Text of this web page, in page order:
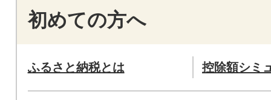
初めての方へ
ふるさと納税とは 控除額シミ